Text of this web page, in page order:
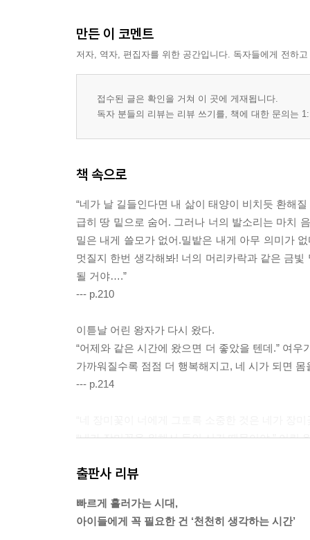
만든 이 코멘트
저자, 역자, 편집자를 위한 공간입니다. 독자들에게 전하
접수된 글은 확인을 거쳐 이 곳에 게재됩니다.
독자 분들의 리뷰는 리뷰 쓰기를, 책에 대한 문의는
책 속으로
“네가 날 길들인다면 내 삶이 태양이 비치듯 환해
급히 땅 밑으로 숨어. 그러나 너의 발소리는 마치
밀은 내게 쓸모가 없어.밀밭은 내게 아무 의미가
멋질지 한번 생각해봐! 너의 머리카락과 같은 금
될 거야….”
--- p.210
이튿날 어린 왕자가 다시 왔다.
“어제와 같은 시간에 왔으면 더 좋았을 텐데.” 여
가까워질수록 점점 더 행복해지고, 네 시가 되면
--- p.214
“내가 장미꽃을 위해서 들인 시간 때문이야.” 어린
있어….”
--- p.222
출판사 리뷰
빠르게 흘러가는 시대,
아이들에게 꼭 필요한 건 ‘천천히 생각하는 시간’